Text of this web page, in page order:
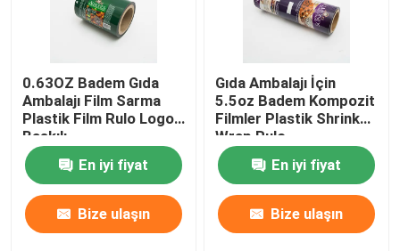
0.63OZ Badem Gıda
Ambalajı Film Sarma
Plastik Film Rulo Logo
Baskılı
En iyi fiyat
Bize ulaşın
Gıda Ambalajı İçin
5.5oz Badem Kompozit
Filmler Plastik Shrink
Wrap Rulo
En iyi fiyat
Bize ulaşın